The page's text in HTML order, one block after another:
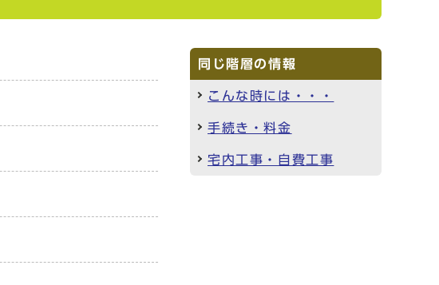
同じ階層の情報
こんな時には・・・
手続き・料金
宅内工事・自費工事